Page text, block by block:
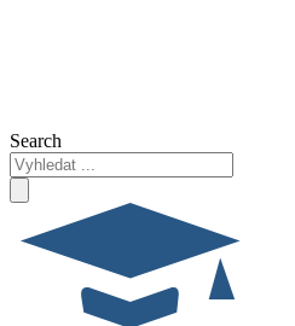
Search